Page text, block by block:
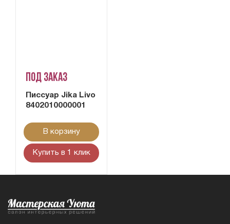
Под заказ
Писсуар Jika Livo
8402010000001
В корзину
Купить в 1 клик